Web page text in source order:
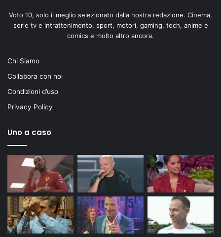
Voto 10, solo il meglio selezionato dalla nostra redazione. Cinema,
serie tv e intrattenimento, sport, motori, gaming, tech, anime e
comics e molto altro ancora.
Chi Siamo
Collabora con noi
Condizioni d’uso
Privacy Policy
Uno a caso